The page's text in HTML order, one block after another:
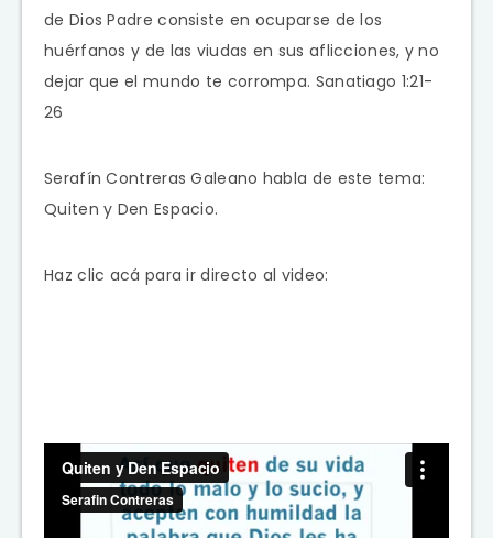
de Dios Padre consiste en ocuparse de los
huérfanos y de las viudas en sus aflicciones, y no
dejar que el mundo te corrompa. Sanatiago 1:21-
26
Serafín Contreras Galeano habla de este tema:
Quiten y Den Espacio.
Haz clic acá para ir directo al video: